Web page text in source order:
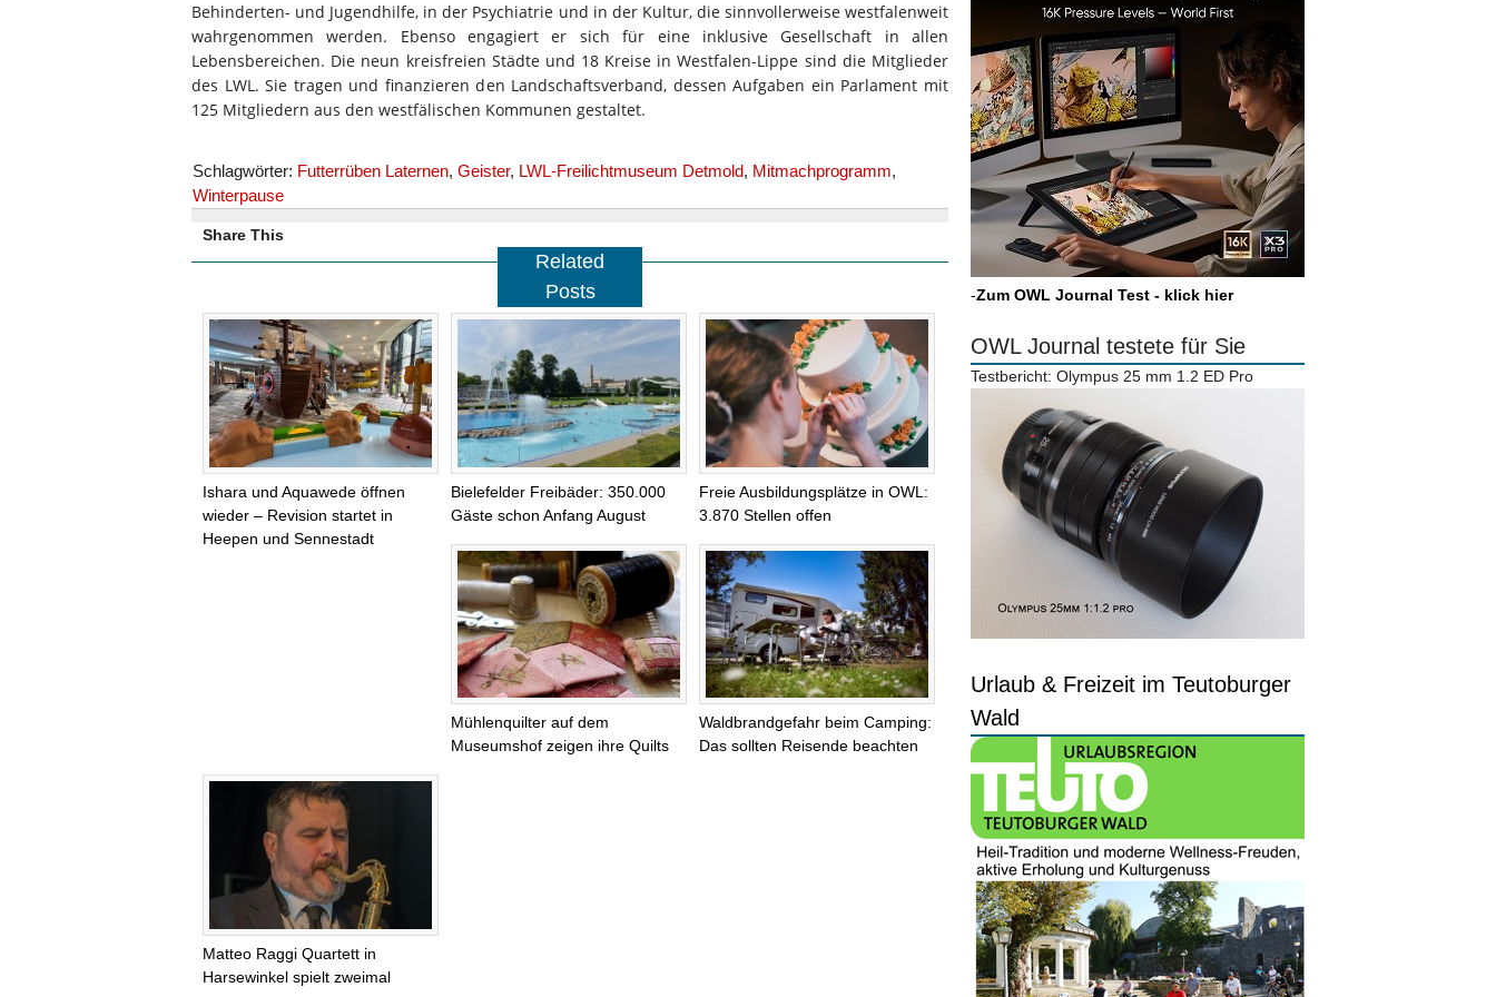
Behinderten- und Jugendhilfe, in der Psychiatrie und in der Kultur, die sinnvollerweise westfalenweit
wahrgenommen werden. Ebenso engagiert er sich für eine inklusive Gesellschaft in allen
Lebensbereichen. Die neun kreisfreien Städte und 18 Kreise in Westfalen-Lippe sind die Mitglieder
des LWL. Sie tragen und finanzieren den Landschaftsverband, dessen Aufgaben ein Parlament mit
125 Mitgliedern aus den westfälischen Kommunen gestaltet.
Schlagwörter: Futterrüben Laternen, Geister, LWL-Freilichtmuseum Detmold, Mitmachprogramm,
Winterpause
Share This
Related
Posts
Ishara und Aquawede öffnen
wieder – Revision startet in
Heepen und Sennestadt
Bielefelder Freibäder: 350.000
Gäste schon Anfang August
Freie Ausbildungsplätze in OWL:
3.870 Stellen offen
Mühlenquilter auf dem
Museumshof zeigen ihre Quilts
Waldbrandgefahr beim Camping:
Das sollten Reisende beachten
Matteo Raggi Quartett in
Harsewinkel spielt zweimal
-Zum OWL Journal Test - klick hier
OWL Journal testete für Sie
Testbericht: Olympus 25 mm 1.2 ED Pro
Urlaub & Freizeit im Teutoburger
Wald